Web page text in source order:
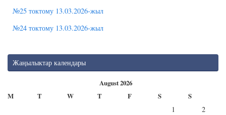
№25 токтому 13.03.2026-жыл
№24 токтому 13.03.2026-жыл
Жаңылыктар календары
August 2026
M
T W T F S S
1
2